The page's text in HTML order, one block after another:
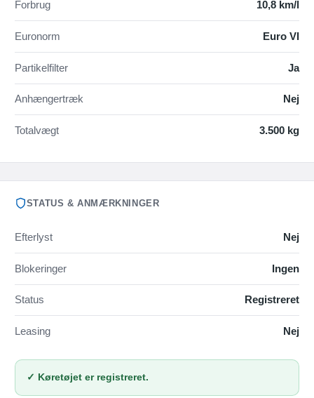
Forbrug 10,8 km/l
Euronorm Euro VI
Partikelfilter Ja
Anhængertræk Nej
Totalvægt 3.500 kg
STATUS & ANMÆRKNINGER
Efterlyst Nej
Blokeringer Ingen
Status Registreret
Leasing Nej
✓ Køretøjet er registreret.